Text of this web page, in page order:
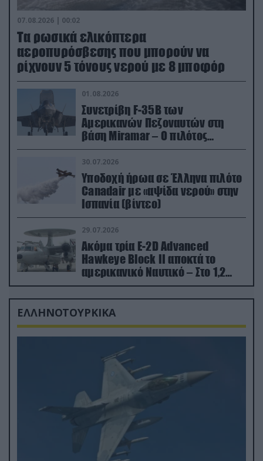
07.08.2026 | 00:02
Τα ρωσικά ελικόπτερα
αεροπυρόσβεσης που μπορούν να
ρίχνουν 5 τόνους νερού με 8 μποφόρ
01.08.2026
Συνετρίβη F-35B των
Αμερικανών Πεζοναυτών στη
βάση Miramar – Ο πιλότος
εκτινάχθηκε εγκαίρως
30.07.2026
Υποδοχή ήρωα σε Έλληνα πιλότο
Canadair με «αψίδα νερού» στην
Ισπανία (βίντεο)
29.07.2026
Ακόμα τρία E-2D Advanced
Hawkeye Block II αποκτά το
αμερικανικό Ναυτικό – Στο 1,2
δισ.δολάρια το κόστος
ΕΛΛΗΝΟΤΟΥΡΚΙΚΑ